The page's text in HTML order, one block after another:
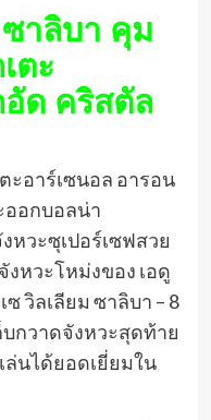
าลิบา คุม
ตะ
ด คริสตัล
ะอาร์เซนอล อารอน
ออกบอลน่า
หวะซุเปอร์เซฟสวย
หวะโหม่งของ เอดู
วิลเลียม ซาลิบา – 8
กวาดจังหวะสุดท้าย
ล่นได้ยอดเยี่ยมใน